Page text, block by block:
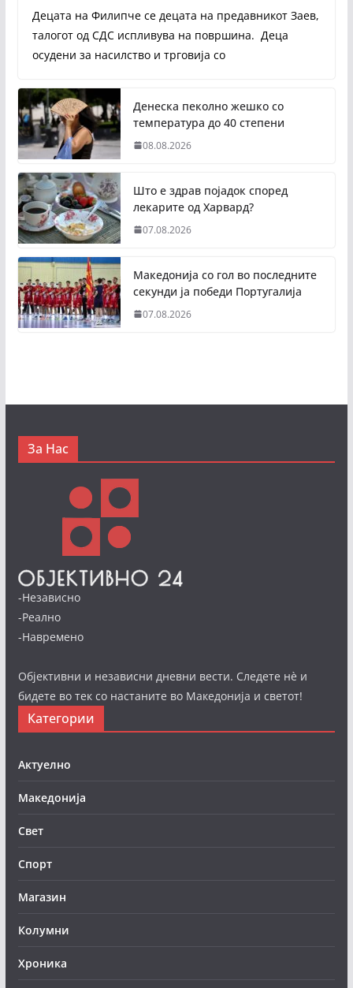
Децата на Филипче се децата на предавникот Заев,
талогот од СДС испливува на површина. Деца
осудени за насилство и трговија со
Денеска пеколно жешко со
температура до 40 степени
08.08.2026
Што е здрав појадок според
лекарите од Харвард?
07.08.2026
Македонија со гол во последните
секунди ја победи Португалија
07.08.2026
За Нас
-Независно
-Реално
-Навремено
Објективни и независни дневни вести. Следете нè и
бидете во тек со настаните во Македонија и светот!
Категории
Актуелно
Македонија
Свет
Спорт
Магазин
Колумни
Хроника